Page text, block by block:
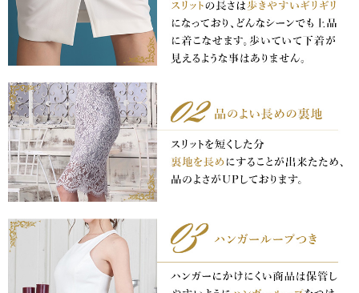
立てる一着。
ピース
、自分らしく、美しく。-